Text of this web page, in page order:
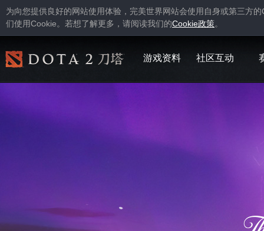
为向您提供良好的网站使用体验，完美世界网站会使用自身或第三方的
们使用Cookie。若想了解更多，请阅读我们的Cookie政策。
游戏资料 社区互动